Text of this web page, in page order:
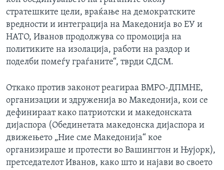
стратешките цели, враќање на демократските
вредности и интеграција на Македонија во ЕУ и
НАТО, Иванов продолжува со промоција на
политиките на изолација, работи на раздор и
поделби помеѓу граѓаните“, тврди СДСМ.
Откако против законот реагираа ВМРО-ДПМНЕ,
организации и здруженија во Македонија, кои се
дефинираат како патриотски и македонската
дијаспора (Обединетата македонска дијаспора и
движењето „Ние сме Македонија“ кое
организираше и протести во Вашингтон и Њујорк),
претседателот Иванов, како што и најави во своето